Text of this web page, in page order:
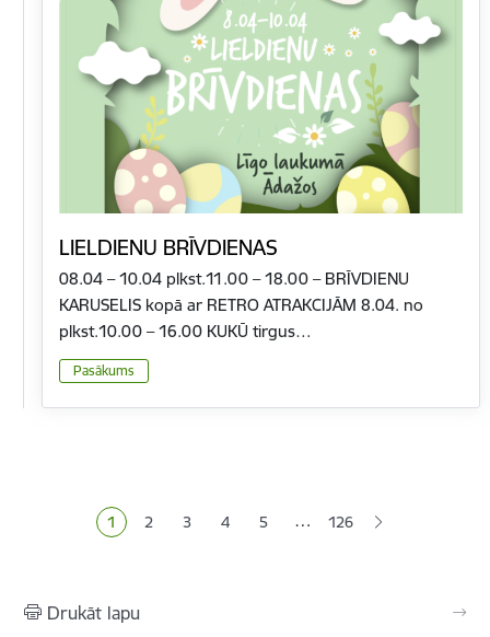
LIELDIENU BRĪVDIENAS
08.04 – 10.04 plkst.11.00 – 18.00 – BRĪVDIENU
KARUSELIS kopā ar RETRO ATRAKCIJĀM 8.04. no
plkst.10.00 – 16.00 KUKŪ tirgus…
Pasākums
Pašreizējā lapa
1 Lapa
2 Lapa
3 Lapa
4 Lapa
5 … 126
Drukāt lapu